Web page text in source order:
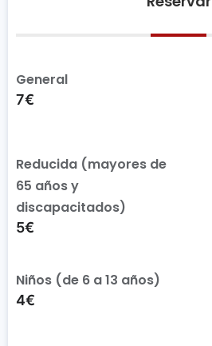
General
7€
Reducida (mayores de
65 años y
discapacitados)
5€
Niños (de 6 a 13 años)
4€